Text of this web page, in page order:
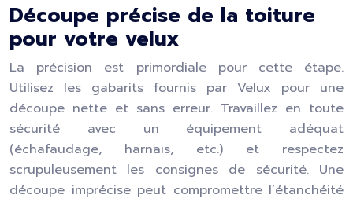
Découpe précise de la toiture
pour votre velux
La précision est primordiale pour cette étape.
Utilisez les gabarits fournis par Velux pour une
découpe nette et sans erreur. Travaillez en toute
sécurité avec un équipement adéquat
(échafaudage, harnais, etc.) et respectez
scrupuleusement les consignes de sécurité. Une
découpe imprécise peut compromettre l’étanchéité